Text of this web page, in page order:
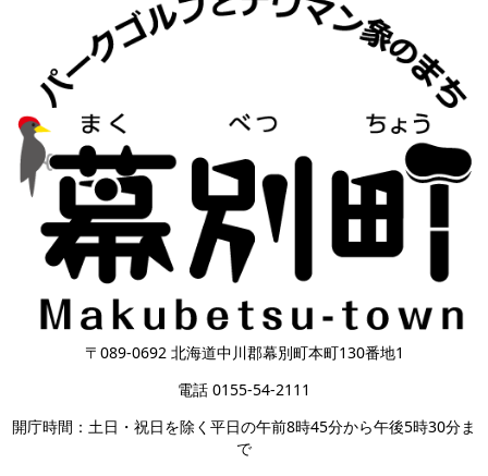
〒089-0692 北海道中川郡幕別町本町130番地1
電話 0155-54-2111
開庁時間：土日・祝日を除く平日の午前8時45分から午後5時30分ま
で